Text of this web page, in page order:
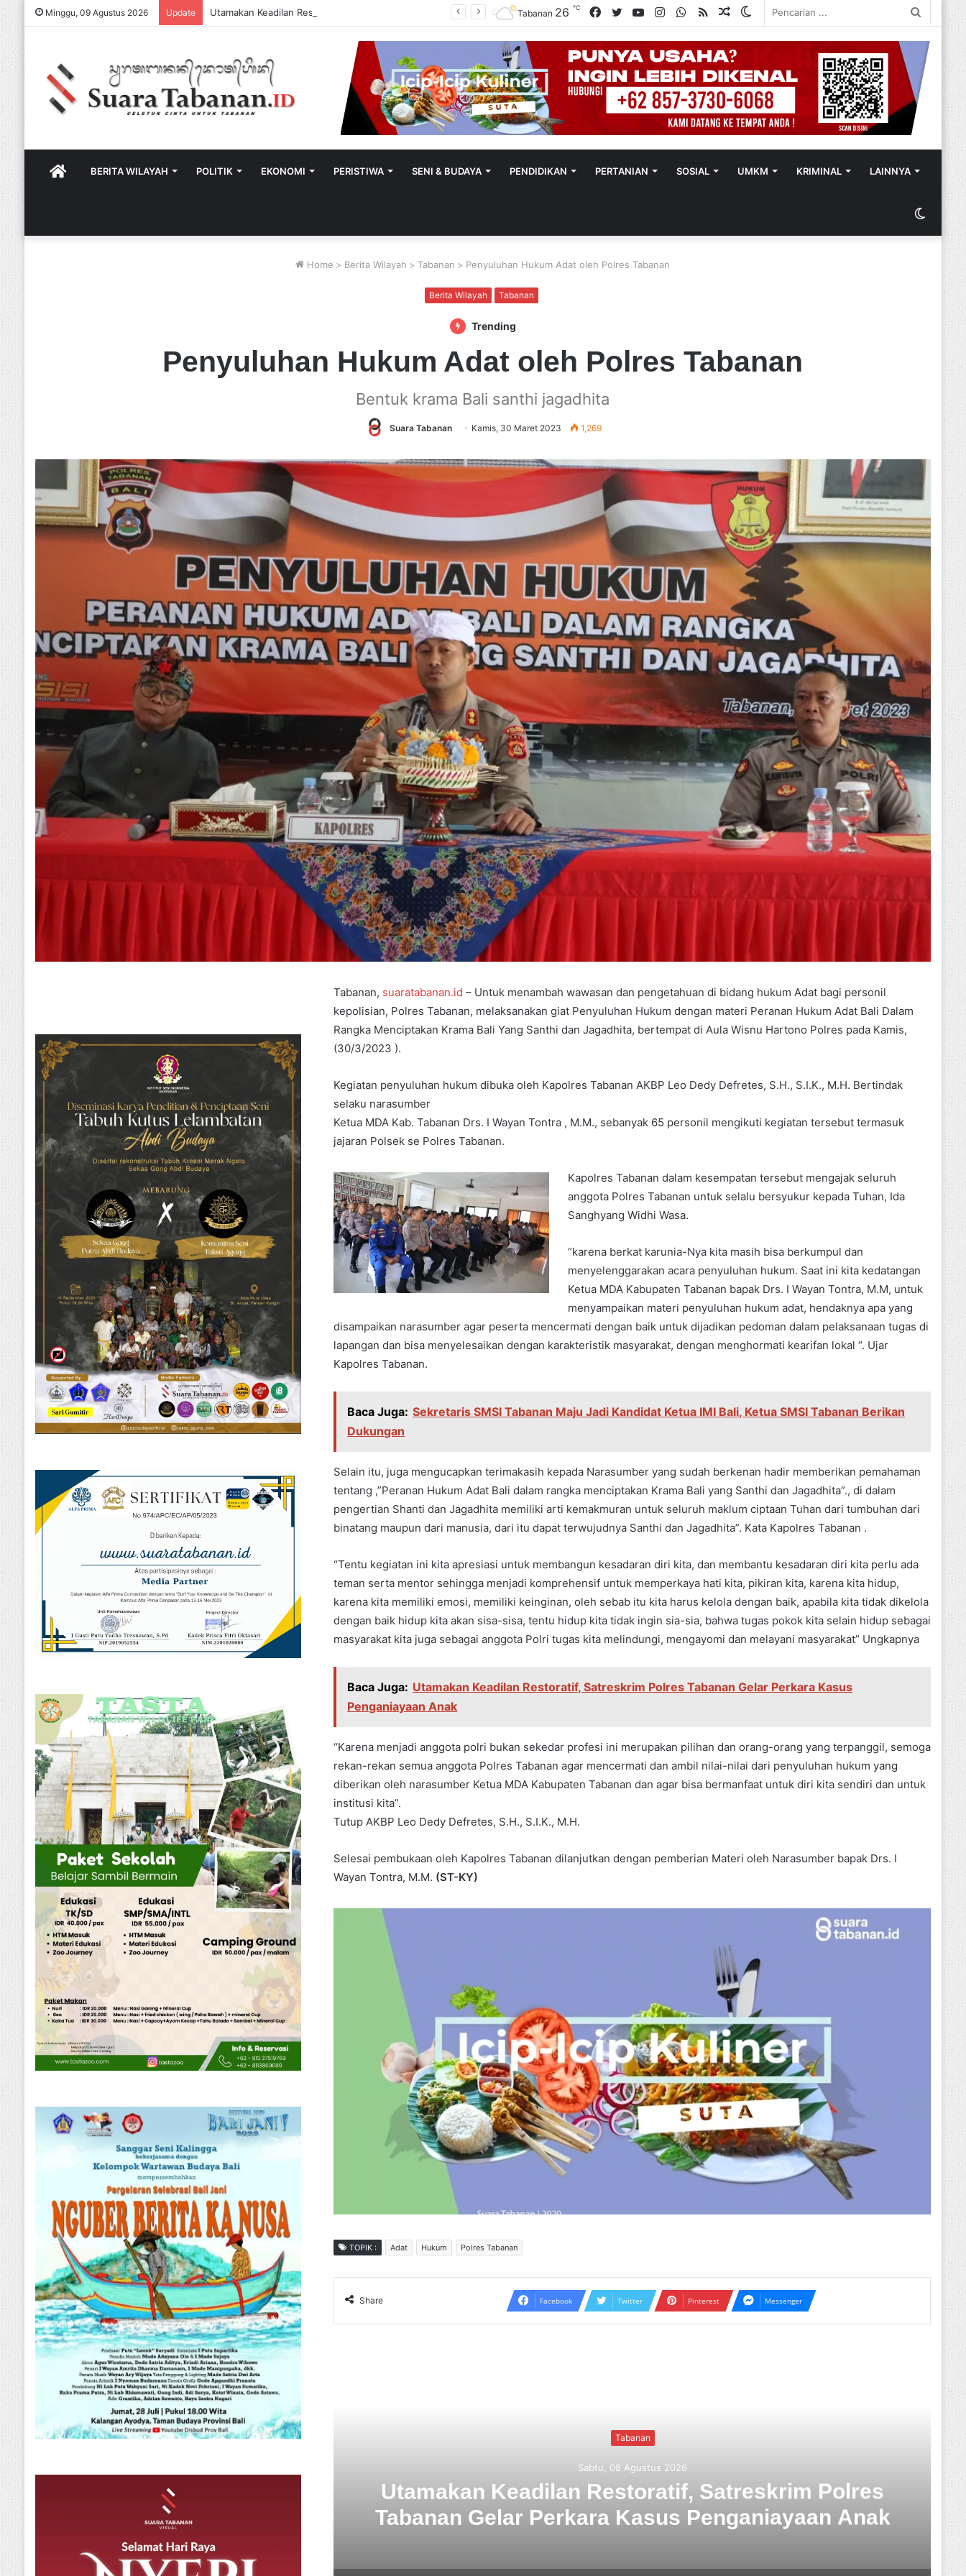
Minggu, 09 Agustus 2026 Update
Switch
Random
RSS
WhatsApp
Instagram
YouTube
Twitter
Facebook
Tabanan 26℃
HOMEBERITA WILAYAH POLITIK EKONOMI PERISTIWA SENI & BUDAYA PENDIDIKAN PERTANIAN SOSIAL UMKM KRIMINAL LAINNYA
Switch
skin
Home > Berita Wilayah > Tabanan > Penyuluhan Hukum Adat oleh Polres Tabanan
Berita Wilayah Tabanan
Trending
Penyuluhan Hukum Adat oleh Polres Tabanan
Bentuk krama Bali santhi jagadhita
Suara Tabanan Kamis, 30 Maret 2023 1,269
Tabanan, suaratabanan.id – Untuk menambah wawasan dan pengetahuan di bidang hukum Adat bagi personil
kepolisian, Polres Tabanan, melaksanakan giat Penyuluhan Hukum dengan materi Peranan Hukum Adat Bali Dalam
Rangka Menciptakan Krama Bali Yang Santhi dan Jagadhita, bertempat di Aula Wisnu Hartono Polres pada Kamis,
(30/3/2023 ).
Kegiatan penyuluhan hukum dibuka oleh Kapolres Tabanan AKBP Leo Dedy Defretes, S.H., S.I.K., M.H. Bertindak
selaku narasumber
Ketua MDA Kab. Tabanan Drs. I Wayan Tontra , M.M., sebanyak 65 personil mengikuti kegiatan tersebut termasuk
jajaran Polsek se Polres Tabanan.
Kapolres Tabanan dalam kesempatan tersebut mengajak seluruh
anggota Polres Tabanan untuk selalu bersyukur kepada Tuhan, Ida
Sanghyang Widhi Wasa.
“karena berkat karunia-Nya kita masih bisa berkumpul dan
menyelenggarakan acara penyuluhan hukum. Saat ini kita kedatangan
Ketua MDA Kabupaten Tabanan bapak Drs. I Wayan Tontra, M.M, untuk
menyampaikan materi penyuluhan hukum adat, hendaknya apa yang
disampaikan narasumber agar peserta mencermati dengan baik untuk dijadikan pedoman dalam pelaksanaan tugas di
lapangan dan bisa menyelesaikan dengan karakteristik masyarakat, dengan menghormati kearifan lokal “. Ujar
Kapolres Tabanan.
Baca Juga: Sekretaris SMSI Tabanan Maju Jadi Kandidat Ketua IMI Bali, Ketua SMSI Tabanan Berikan
Dukungan
Selain itu, juga mengucapkan terimakasih kepada Narasumber yang sudah berkenan hadir memberikan pemahaman
tentang ,”Peranan Hukum Adat Bali dalam rangka menciptakan Krama Bali yang Santhi dan Jagadhita”., di dalam
pengertian Shanti dan Jagadhita memiliki arti kemakmuran untuk seluruh maklum ciptaan Tuhan dari tumbuhan dari
binatang maupun dari manusia, dari itu dapat terwujudnya Santhi dan Jagadhita”. Kata Kapolres Tabanan .
“Tentu kegiatan ini kita apresiasi untuk membangun kesadaran diri kita, dan membantu kesadaran diri kita perlu ada
teman serta mentor sehingga menjadi komprehensif untuk memperkaya hati kita, pikiran kita, karena kita hidup,
karena kita memiliki emosi, memiliki keinginan, oleh sebab itu kita harus kelola dengan baik, apabila kita tidak dikelola
dengan baik hidup kita akan sisa-sisa, tentu hidup kita tidak ingin sia-sia, bahwa tugas pokok kita selain hidup sebagai
masyarakat kita juga sebagai anggota Polri tugas kita melindungi, mengayomi dan melayani masyarakat” Ungkapnya
Baca Juga: Utamakan Keadilan Restoratif, Satreskrim Polres Tabanan Gelar Perkara Kasus
Penganiayaan Anak
“Karena menjadi anggota polri bukan sekedar profesi ini merupakan pilihan dan orang-orang yang terpanggil, semoga
rekan-rekan semua anggota Polres Tabanan agar mencermati dan ambil nilai-nilai dari penyuluhan hukum yang
diberikan oleh narasumber Ketua MDA Kabupaten Tabanan dan agar bisa bermanfaat untuk diri kita sendiri dan untuk
institusi kita”.
Tutup AKBP Leo Dedy Defretes, S.H., S.I.K., M.H.
Selesai pembukaan oleh Kapolres Tabanan dilanjutkan dengan pemberian Materi oleh Narasumber bapak Drs. I
Wayan Tontra, M.M. (ST-KY)
TOPIK : Adat Hukum Polres Tabanan
Share Facebook Twitter Pinterest Messenger
Tabanan
Restoratif, Satreskrim Polres
Perkara Kasus Penganiayaan Anak
Rabu, 05 Agustus 2026
Sekretaris SMSI Tabanan Maju Jadi Kandidat
Ketua IMI Bali, Ketua SMSI Tabanan Berikan